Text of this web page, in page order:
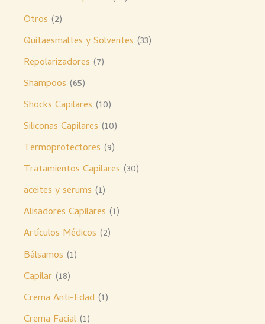
Otros 2
Quitaesmaltes y Solventes 33
Repolarizadores 7
Shampoos 65
Shocks Capilares 10
Siliconas Capilares 10
Termoprotectores 9
Tratamientos Capilares 30
aceites y serums 1
Alisadores Capilares 1
Artículos Médicos 2
Bálsamos 1
Capilar 18
Crema Anti-Edad 1
Crema Facial 1